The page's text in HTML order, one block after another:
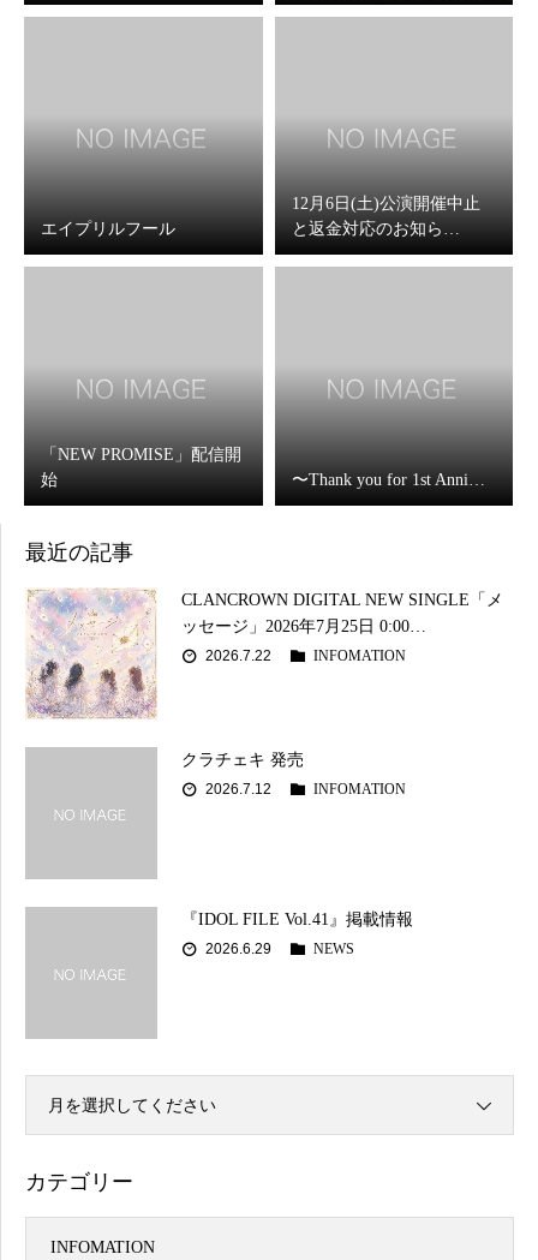
エイプリルフール
12月6日(土)公演開催中止
と返金対応のお知ら…
「NEW PROMISE」配信開
始
〜Thank you for 1st Anni…
最近の記事
CLANCROWN DIGITAL NEW SINGLE「メ
ッセージ」2026年7月25日 0:00…
2026.7.22 INFOMATION
クラチェキ 発売
2026.7.12 INFOMATION
『IDOL FILE Vol.41』掲載情報
2026.6.29 NEWS
月を選択してください
カテゴリー
INFOMATION